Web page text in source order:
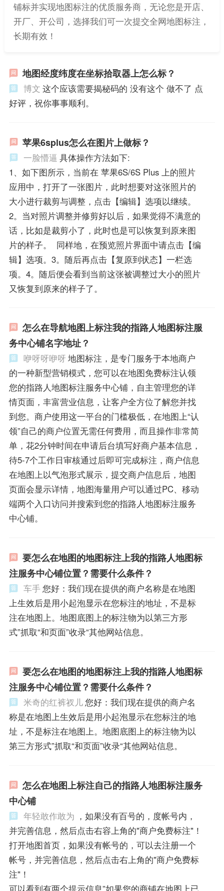
铺标并实现地图标注的优质服务商，无论您是开店、
开厂、开公司，选择我们可一次提交全网地图标注，
长期有效！
地图经度纬度在坐标拾取器上怎么标？
博文 这个应该需要揭秘码的 没有这个 做不了 点
好评，祝你事事顺利。
苹果6splus怎么在图片上做标？
一脸懵逼 具体操作方法如下:
1、如下图所示，当前在 苹果6S/6S Plus 上的照片
应用中，打开了一张图片，此时想要对这张照片的
大小进行裁剪与调整，点击【编辑】选项以继续。
2。当对照片调整并修剪好以后，如果觉得不满意的
话，比如是裁剪小了，此时也是可以恢复到原来图
片的样子。 同样地，在预览照片界面中请点击【编
辑】选项。3。随后再点击【复原到状态】一栏选
项。4。随后便会看到当前这张被调整过大小的照片
又恢复到原来的样子了。
怎么在导航地图上标注我的指路人地图标注服
务中心铺名字地址？
咿呀呀咿呀 地图标注，是专门服务于本地商户
的一种新型营销模式，您可以在地图免费标注认领
您的指路人地图标注服务中心铺，自主管理您的详
情页面，丰富营业信息，让客户全方位了解您并找
到您。商户使用这一平台的门槛极低，在地图上“认
领”自己的商户位置无需任何费用，而且操作非常简
单，花2分钟时间在申请后台填写好商户基本信息，
待5-7个工作日审核通过后即可完成标注，商户信息
在地图上以气泡形式展示，提交商户信息后，地图
页面会显示详情，地图海量用户可以通过PC、移动
端两个入口访问并搜索到您的指路人地图标注服务
中心铺。
要怎么在地图的地图标注上我的指路人地图标
注服务中心铺位置？需要什么条件？
车手 您好：我们现在提供的商户名称是在地图
上生效后是用小起泡显示在您标注的地址，不是标
注在地图上。地图底图上的标注物为以第三方形
式”抓取“和页面”收录“其他网站信息。
要怎么在地图的地图标注上我的指路人地图标
注服务中心铺位置？需要什么条件？
米奇的红裤衩儿您好：我们现在提供的商户名
称是在地图上生效后是用小起泡显示在您标注的地
址，不是标注在地图上。地图底图上的标注物为以
第三方形式”抓取“和页面”收录“其他网站信息。
怎么在地图上标注自己的指路人地图标注服务
中心铺
年轻敢作敢为 ，如果没有百号的，度帐号内，
并完善信息，然后点击右容上角的"商户免费标注"！
打开地图首页，如果没有帐号的，可以去注册一个
帐号，并完善信息，然后点击右上角的"商户免费标
注"！
可以看到有两个提示信息”如果您的商铺在地图上已